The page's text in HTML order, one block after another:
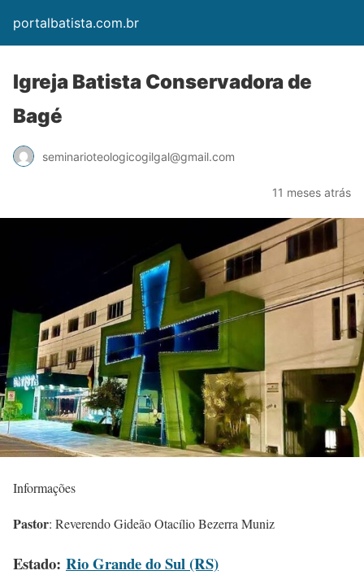
portalbatista.com.br
Igreja Batista Conservadora de
Bagé
seminarioteologicogilgal@gmail.com
11 meses atrás
Informações
Pastor: Reverendo Gideão Otacílio Bezerra Muniz
Estado: Rio Grande do Sul (RS)